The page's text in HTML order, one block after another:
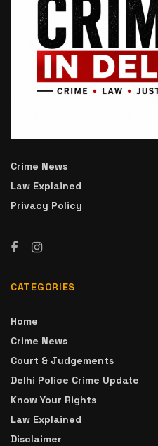
Crime News
Law Explained
Privacy Policy
CATEGORIES
Home
Crime News
Court & Judgements
Delhi Police Crime Update
Know Your Rights
Law Explained
Disclaimer